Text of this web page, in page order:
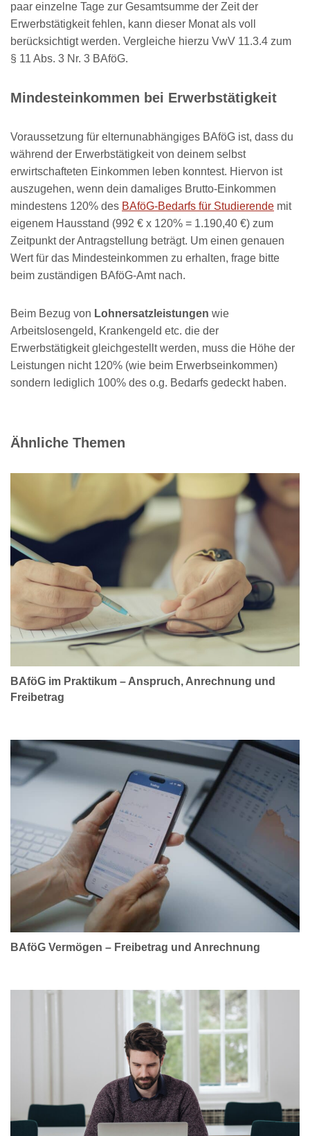
paar einzelne Tage zur Gesamtsumme der Zeit der
Erwerbstätigkeit fehlen, kann dieser Monat als voll
berücksichtigt werden. Vergleiche hierzu VwV 11.3.4 zum
§ 11 Abs. 3 Nr. 3 BAföG.
Mindesteinkommen bei Erwerbstätigkeit
Voraussetzung für elternunabhängiges BAföG ist, dass du
während der Erwerbstätigkeit von deinem selbst
erwirtschafteten Einkommen leben konntest. Hiervon ist
auszugehen, wenn dein damaliges Brutto-Einkommen
mindestens 120% des BAföG-Bedarfs für Studierende mit
eigenem Hausstand (992 € x 120% = 1.190,40 €) zum
Zeitpunkt der Antragstellung beträgt. Um einen genauen
Wert für das Mindesteinkommen zu erhalten, frage bitte
beim zuständigen BAföG-Amt nach.
Beim Bezug von Lohnersatzleistungen wie
Arbeitslosengeld, Krankengeld etc. die der
Erwerbstätigkeit gleichgestellt werden, muss die Höhe der
Leistungen nicht 120% (wie beim Erwerbseinkommen)
sondern lediglich 100% des o.g. Bedarfs gedeckt haben.
Ähnliche Themen
BAföG im Praktikum – Anspruch, Anrechnung und
Freibetrag
BAföG Vermögen – Freibetrag und Anrechnung